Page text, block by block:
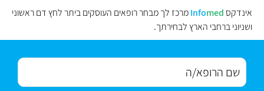
אינדקס
Infomed
מרכז לך מבחר רופאים העוסקים ביתר לחץ דם ראשוני
ושניוני ברחבי הארץ לבחירתך.